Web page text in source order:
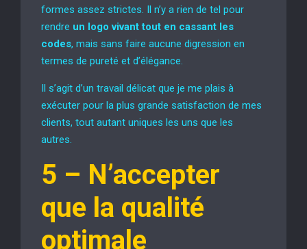
formes assez strictes. Il n’y a rien de tel pour
rendre un logo vivant tout en cassant les
codes, mais sans faire aucune digression en
termes de pureté et d’élégance.
Il s’agit d’un travail délicat que je me plais à
exécuter pour la plus grande satisfaction de mes
clients, tout autant uniques les uns que les
autres.
5 – N’accepter
que la qualité
optimale